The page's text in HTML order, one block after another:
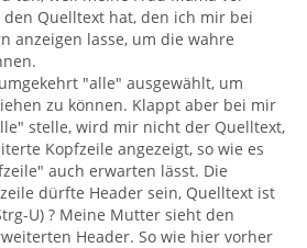
Quelltext hat, den ich mir bei
anzeigen lasse, um die wahre
"alle" ausgewählt, um
zu können. Klappt aber bei mir
stelle, wird mir nicht der Quelltext,
Kopfzeile angezeigt, so wie es
auch erwarten lässt. Die
dürfte Header sein, Quelltext ist
U) ? Meine Mutter sieht den
Header. So wie hier vorher